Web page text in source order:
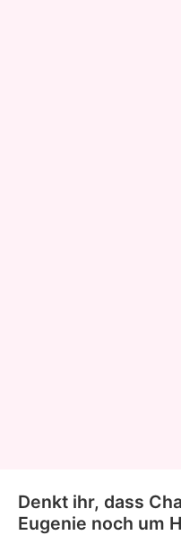
Denkt ihr, dass
Eugenie noch um